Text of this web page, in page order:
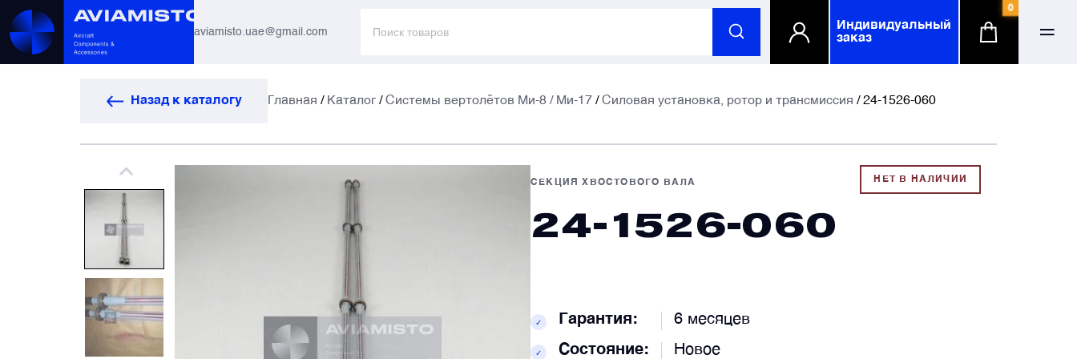
aviamisto.uae@gmail.com
Индивидуальный
заказ
0
Назад к каталогу Главная / Каталог /Системы вертолётов Ми-8 / Ми-17 /Силовая установка, ротор и трансмиссия / 24-1526-060
НЕТ В НАЛИЧИИ
СЕКЦИЯ ХВОСТОВОГО ВАЛА
24-1526-060
✓ Гарантия: 6 месяцев
✓ Состояние: Новое
Телефонный номер
Телефонный номер
Автоматы защиты